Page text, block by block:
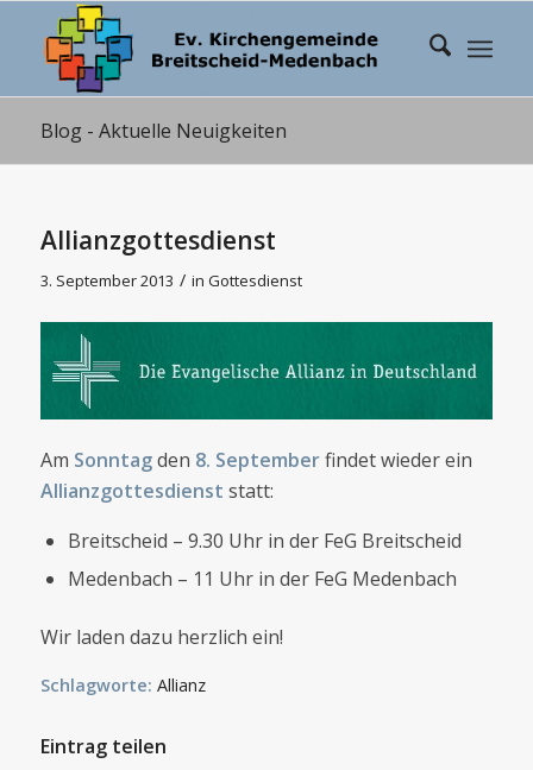
Blog - Aktuelle Neuigkeiten
Allianzgottesdienst
3. September 2013 / in Gottesdienst
Am Sonntagden 8. Septemberfindet wieder ein
Allianzgottesdienst statt:
Breitscheid – 9.30 Uhr in der FeG Breitscheid
Medenbach – 11 Uhr in der FeG Medenbach
Wir laden dazu herzlich ein!
Schlagworte: Allianz
Eintrag teilen